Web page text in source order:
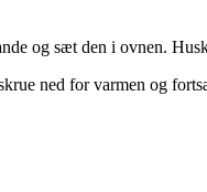
og sæt den i ovnen.
ned for varmen og